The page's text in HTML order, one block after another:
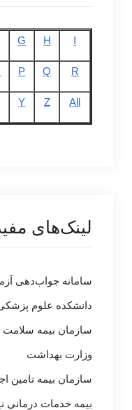
I
H
G
R
Q
P
All
Z
Y
لینک‌های
سامانه جواب‌دهی
دانشکده علوم
سازمان بیمه سلامت
وزارت بهداشت
سازمان بیمه تامین
بیمه خدمات درمانی